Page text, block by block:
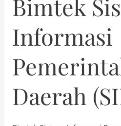
Bimtek
Informasi
Daerah